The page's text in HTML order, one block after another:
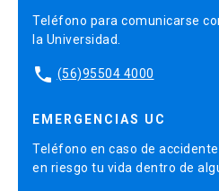
Teléfono para comunicarse
la Universidad.
phone (56)95504 4000
EMERGENCIAS UC
Teléfono en caso de
en riesgo tu vida dentro de